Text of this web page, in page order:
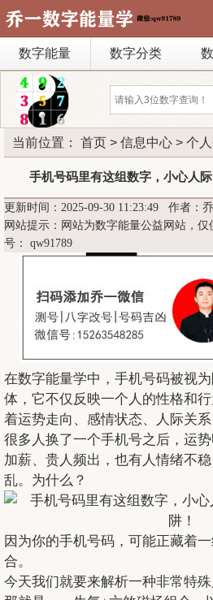
数字能量 数字分类
当前位置： 首页 > 信息中心 > 个
数字，小心人际“翻车”又招桃花陷
手机号码里有这组数字，小心人
更新时间：2025-09-30 11:23:49 作者：
网站提示：网站为数字能量公益网站，
号： qw91789
在数字能量学中，手机号码被视
体，它不仅反映一个人的性格和
着运势走向、感情状态、人际关系
很多人换了一个手机号之后，运
加薪、贵人频出，也有人情绪不
乱。为什么？
因为你的手机号码，可能正藏着
合。
今天我们就要来解析一种非常特